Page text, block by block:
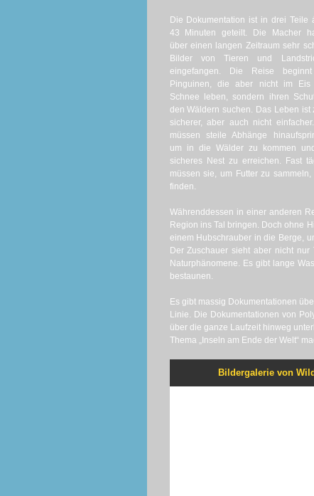
Die Dokumentation ist in drei Teile
43 Minuten geteilt. Die Macher
über einen langen Zeitraum sehr
Bilder von Tieren und
eingefangen. Die Reise
Pinguinen, die aber nicht im Eis
Schnee leben, sondern ihren
den Wäldern suchen. Das Leben ist
sicherer, aber auch nicht
müssen steile Abhänge
um in die Wälder zu kommen
sicheres Nest zu erreichen. Fast
müssen sie, um Futter zu
finden.
Währenddessen in einer anderen
Region ins Tal bringen. Doch ohne
einem Hubschrauber in die Berge,
Der Zuschauer sieht aber nicht
Naturphänomene. Es gibt lange
bestaunen.
Es gibt massig Dokumentationen
Linie. Die Dokumentationen von
über die ganze Laufzeit hinweg
Thema „Inseln am Ende der Welt“
Bildergalerie von